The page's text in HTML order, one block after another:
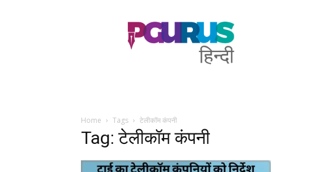
PGurus
Hindi
Home Tags टेलीकॉम कंपनी
Tag: टेलीकॉम कंपनी